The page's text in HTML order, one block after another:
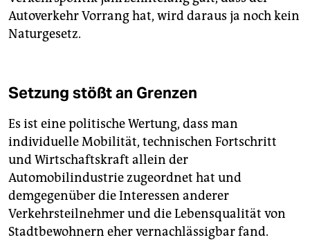
Autoverkehr Vorrang hat, wird daraus ja noch kein
Naturgesetz.
Setzung stößt an Grenzen
Es ist eine politische Wertung, dass man
individuelle Mobilität, technischen Fortschritt
und Wirtschaftskraft allein der
Automobilindustrie zugeordnet hat und
demgegenüber die Interessen anderer
Verkehrsteilnehmer und die Lebensqualität von
Stadtbewohnern eher vernachlässigbar fand.